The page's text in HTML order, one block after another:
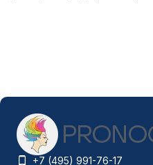
+7 (495) 991-76-17